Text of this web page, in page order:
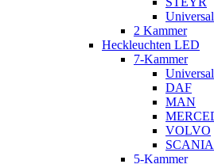
Universal
2 Kammer
Heckleuchten LED
7-Kammer
Universal
DAF
MAN
VOLVO
SCANIA
5-Kammer